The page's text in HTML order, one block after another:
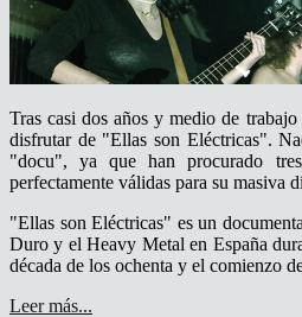
Tras casi dos años y medio de
disfrutar de "Ellas son Eléctricas".
"docu", ya que han procurado
perfectamente válidas para su masiva
"Ellas son Eléctricas" es un
Duro y el Heavy Metal en España
década de los ochenta y el comienzo
Leer más...